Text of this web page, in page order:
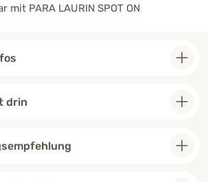
mit PARA LAURIN SPOT ON
drin